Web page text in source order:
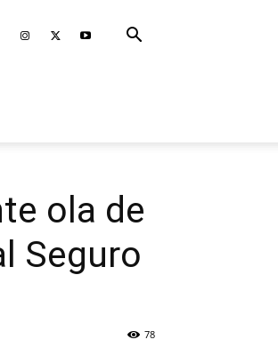
ola de
Seguro
78